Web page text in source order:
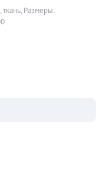
Размеры: